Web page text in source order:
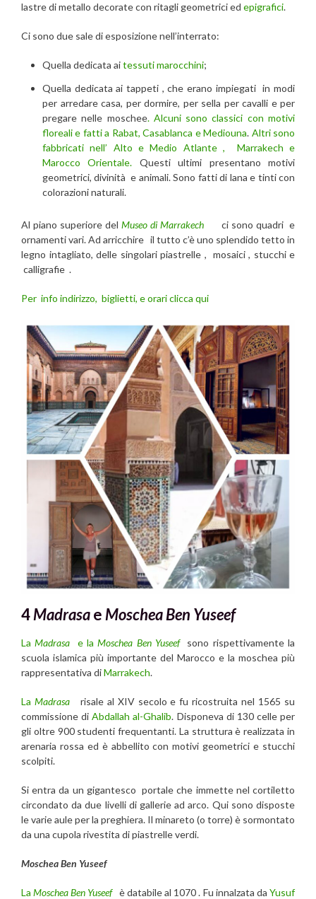
lastre di metallo decorate con ritagli geometrici ed epigrafici.
Ci sono due sale di esposizione nell’interrato:
Quella dedicata aitessuti marocchini;
Quella dedicata ai tappeti , che erano impiegati in modi
per arredare casa, per dormire, per sella per cavalli e per
pregare nelle moschee. Alcuni sono classici con motivi
floreali e fatti a Rabat, Casablanca e Mediouna. Altri sono
fabbricati nell’ Alto e Medio Atlante , Marrakech e
Marocco Orientale. Questi ultimi presentano motivi
geometrici, divinità e animali. Sono fatti di lana e tinti con
colorazioni naturali.
Al piano superiore delMuseo di Marrakech ci sono quadri e
ornamenti vari. Ad arricchire il tutto c’è uno splendido tetto in
legno intagliato, delle singolari piastrelle , mosaici , stucchi e
calligrafie .
Per info indirizzo, biglietti, e orari clicca qui
4Madrasae Moschea Ben Yuseef
LaMadrasa e la Moschea Ben Yuseef
sono rispettivamente la
scuola islamica più importante del Marocco e la moschea più
rappresentativa diMarrakech.
La Madrasa
risale al XIV secolo e fu ricostruita nel 1565 su
commissione diAbdallah al-Ghalib. Disponeva di 130 celle per
gli oltre 900 studenti frequentanti. La struttura è realizzata in
arenaria rossa ed è abbellito con motivi geometrici e stucchi
scolpiti.
Si entra da un gigantesco portale che immette nel cortiletto
circondato da due livelli di gallerie ad arco. Qui sono disposte
le varie aule per la preghiera. Il minareto (o torre) è sormontato
da una cupola rivestita di piastrelle verdi.
Moschea Ben Yuseef
LaMoschea Ben Yuseef è databile al 1070 . Fu innalzata daYusuf